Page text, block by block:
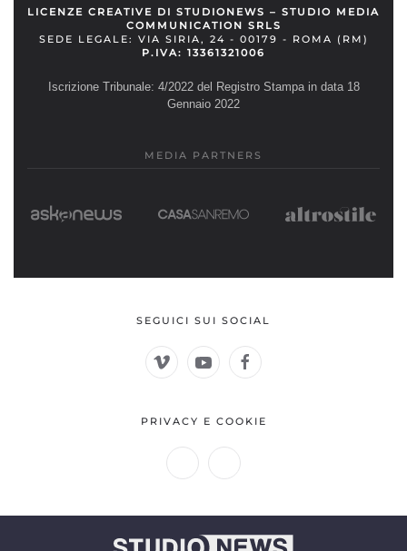
LICENZE CREATIVE DI STUDIONEWS – STUDIO MEDIA
COMMUNICATION SRLS
SEDE LEGALE: VIA SIRIA, 24 - 00179 - ROMA (RM)
P.IVA: 13361321006
Iscrizione Tribunale: 4/2022 del Registro Stampa in data 18
Gennaio 2022
MEDIA PARTNERS
SEGUICI SUI SOCIAL
PRIVACY E COOKIE